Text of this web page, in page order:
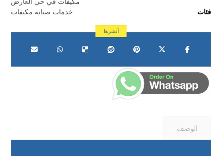
فئات
خدمات صيانة مكيفات
الوصف